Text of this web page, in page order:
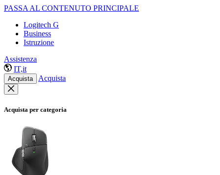
PASSA AL CONTENUTO PRINCIPALE
Logitech G
Business
Istruzione
Assistenza
IT,it
Acquista Acquista
Acquista per categoria